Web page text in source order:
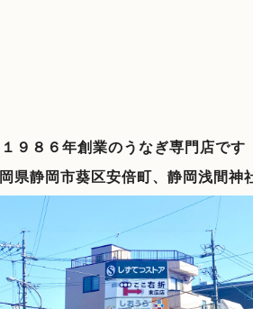
１９８６年創業のうなぎ専門店です
県静岡市葵区安倍町、静岡浅間神